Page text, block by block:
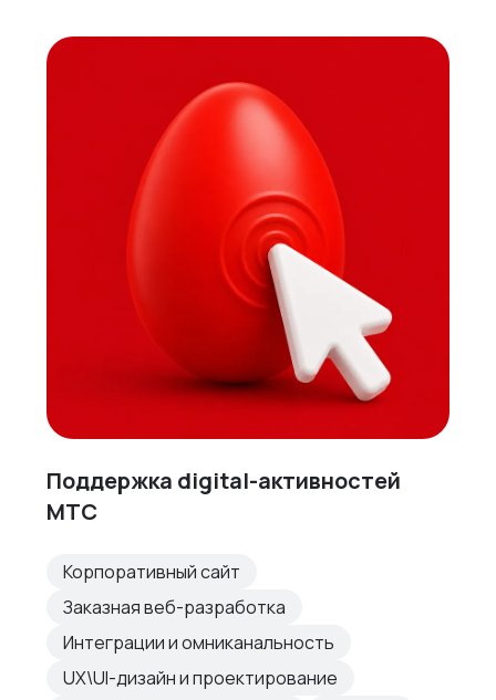
Поддержка digital-активностей
МТС
Корпоративный сайт
Заказная веб-разработка
Интеграции и омниканальность
UX\UI-дизайн и проектирование